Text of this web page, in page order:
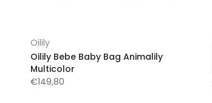
Oilily
Oilily Bebe Baby Bag Animalily
Multicolor
€149,80